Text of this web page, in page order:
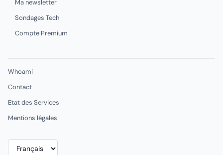
Ma newsletter
Sondages Tech
Compte Premium
Whoami
Contact
Etat des Services
Mentions légales
Choisir